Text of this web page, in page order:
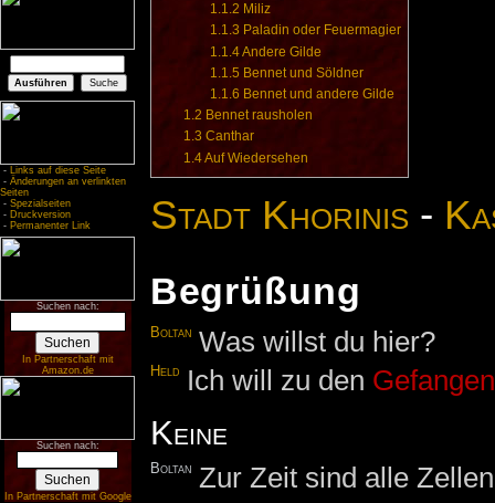
- Links auf diese Seite
- Änderungen an verlinkten
Seiten
- Spezialseiten
- Druckversion
- Permanenter Link
Suchen nach:
In Partnerschaft mit
Amazon.de
Suchen nach:
In Partnerschaft mit Google
1.1.2 Miliz
1.1.3 Paladin oder Feuermagier
1.1.4Andere Gilde
1.1.5 Bennet und Söldner
1.1.6 Bennet und andere Gilde
1.2 Bennet rausholen
1.3 Canthar
1.4Auf Wiedersehen
Stadt Khorinis-
Begrüßung
Boltan Was willst du hier?
Held Ich will zu den
Keine
Boltan Zur Zeit sind alle